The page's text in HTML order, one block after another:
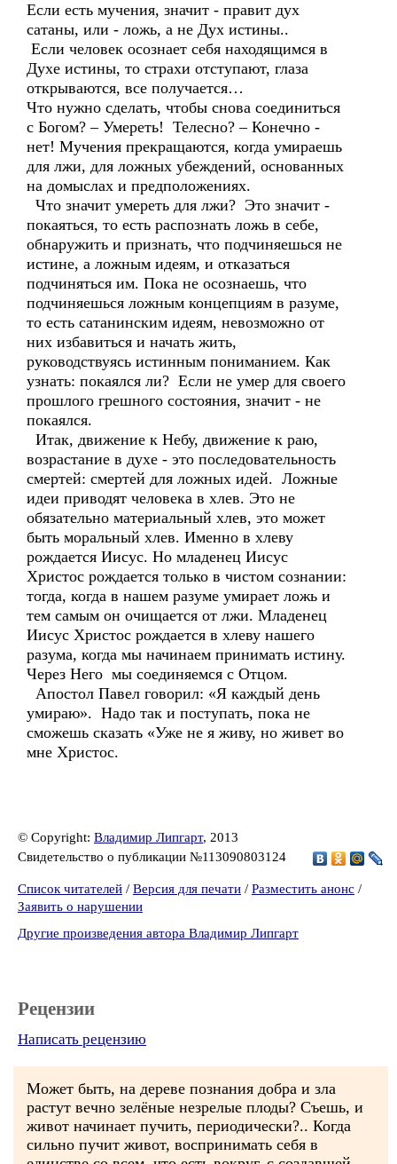
Если есть мучения, значит - правит дух
сатаны, или - ложь, а не Дух истины..
Если человек осознает себя находящимся в
Духе истины, то страхи отступают, глаза
открываются, все получается…
Что нужно сделать, чтобы снова соединиться
с Богом? – Умереть! Телесно? – Конечно -
нет! Мучения прекращаются, когда умираешь
для лжи, для ложных убеждений, основанных
на домыслах и предположениях.
Что значит умереть для лжи? Это значит -
покаяться, то есть распознать ложь в себе,
обнаружить и признать, что подчиняешься не
истине, а ложным идеям, и отказаться
подчиняться им. Пока не осознаешь, что
подчиняешься ложным концепциям в разуме,
то есть сатанинским идеям, невозможно от
них избавиться и начать жить,
руководствуясь истинным пониманием. Как
узнать: покаялся ли? Если не умер для своего
прошлого грешного состояния, значит - не
покаялся.
Итак, движение к Небу, движение к раю,
возрастание в духе - это последовательность
смертей: смертей для ложных идей. Ложные
идеи приводят человека в хлев. Это не
обязательно материальный хлев, это может
быть моральный хлев. Именно в хлеву
рождается Иисус. Но младенец Иисус
Христос рождается только в чистом сознании:
тогда, когда в нашем разуме умирает ложь и
тем самым он очищается от лжи. Младенец
Иисус Христос рождается в хлеву нашего
разума, когда мы начинаем принимать истину.
Через Него мы соединяемся с Отцом.
Апостол Павел говорил: «Я каждый день
умираю». Надо так и поступать, пока не
сможешь сказать «Уже не я живу, но живет во
мне Христос.
© Copyright: Владимир Липгарт, 2013
Свидетельство о публикации №113090803124
Список читателей / Версия для печати / Разместить анонс /
Заявить о нарушении
Другие произведения автора Владимир Липгарт
Рецензии
Написать рецензию
Может быть, на дереве познания добра и зла
растут вечно зелёные незрелые плоды? Съешь, и
живот начинает пучить, периодически?.. Когда
сильно пучит живот, воспринимать себя в